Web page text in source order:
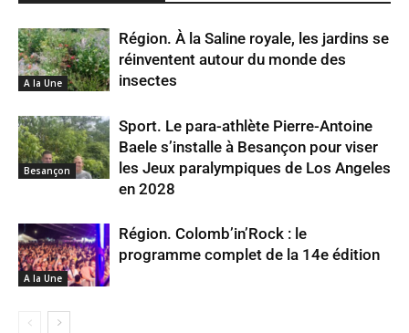
A la Une
Région. À la Saline royale, les jardins se
réinventent autour du monde des
insectes
Besançon
Sport. Le para-athlète Pierre-Antoine
Baele s’installe à Besançon pour viser
les Jeux paralympiques de Los Angeles
en 2028
A la Une
Région. Colomb’in’Rock : le
programme complet de la 14e édition